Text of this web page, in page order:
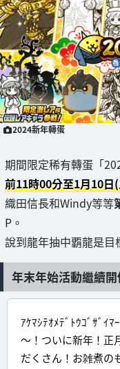
2024新年轉蛋
期間限定稀有轉蛋「
前11時00分至1月10日
織田信長和Windy等等
P。
說到龍年抽中覇龍是目
年末年始活動繼續開
ｱｹﾏｼﾃｵﾒﾃﾞﾄｳｺﾞｻﾞｲ
～！ついに新年！正
だくさん！お雑煮の